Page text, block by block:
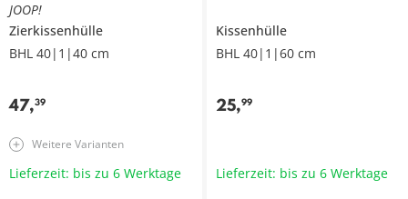
JOOP!
Zierkissenhülle
BHL 40|1|40 cm
47,39
Weitere Varianten
Lieferzeit: bis zu 6 Werktage
Kissenhülle
BHL 40|1|60 cm
25,99
Lieferzeit: bis zu 6 Werktage